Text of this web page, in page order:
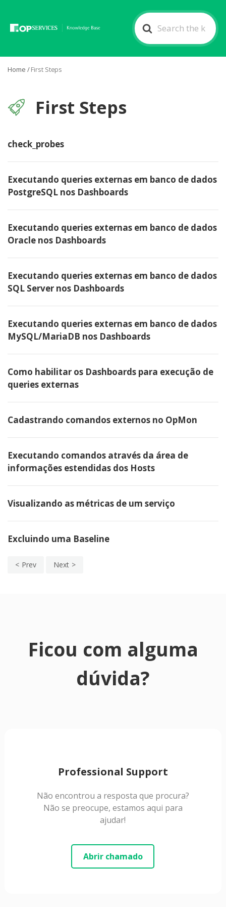
Search
For
Home /First Steps
First Steps
check_probes
Executando queries externas em banco de dados
PostgreSQL nos Dashboards
Executando queries externas em banco de dados
Oracle nos Dashboards
Executando queries externas em banco de dados
SQL Server nos Dashboards
Executando queries externas em banco de dados
MySQL/MariaDB nos Dashboards
Como habilitar os Dashboards para execução de
queries externas
Cadastrando comandos externos no OpMon
Executando comandos através da área de
informações estendidas dos Hosts
Visualizando as métricas de um serviço
Excluindo uma Baseline
Prev Next
Ficou com alguma
dúvida?
Professional Support
Não encontrou a resposta que procura?
Não se preocupe, estamos aqui para
ajudar!
Abrir chamado